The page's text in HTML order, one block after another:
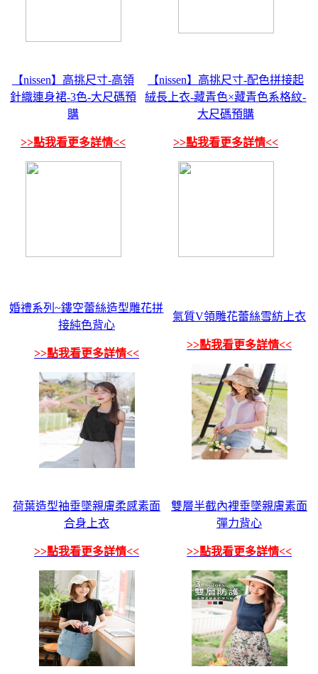
【nissen】高挑尺寸-高領
針織連身裙-3色-大尺碼預
購
>>點我看更多詳情<<
【nissen】高挑尺寸-配色拼接起
絨長上衣-藏青色×藏青色系格紋-
大尺碼預購
>>點我看更多詳情<<
婚禮系列~鏤空蕾絲造型雕花拼
接純色背心
>>點我看更多詳情<<
氣質V領雕花蕾絲雪紡上衣
>>點我看更多詳情<<
荷葉造型袖垂墜親膚柔感素面
合身上衣
>>點我看更多詳情<<
雙層半截內裡垂墜親膚素面
彈力背心
>>點我看更多詳情<<